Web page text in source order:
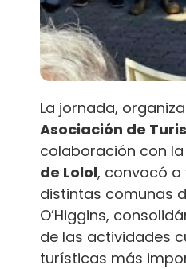
La jornada,
Asociación de
colaboración con la
de Lolol, convocó
distintas comunas
O’Higgins,
de las actividades
turísticas más